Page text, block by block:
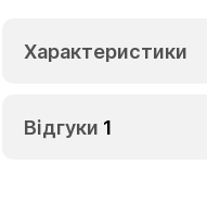
Характеристики
Відгуки 1